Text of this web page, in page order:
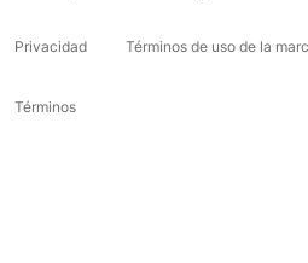
Privacidad Términos de uso de la
Términos